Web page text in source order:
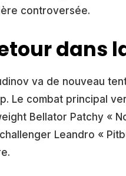
controversée.
dans
va de nouveau
Le combat principal
Bellator Patchy «
Leandro «